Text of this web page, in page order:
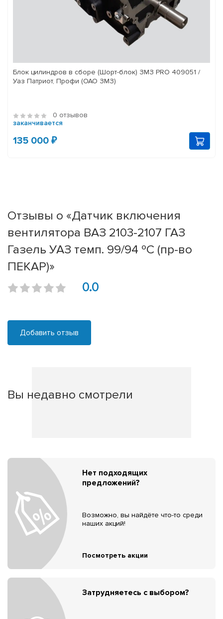
Блок цилиндров в сборе (Шорт-блок) ЗМЗ PRO 409051 /
Уаз Патриот, Профи (ОАО ЗМЗ)
0 отзывов
заканчивается
135 000 ₽
Отзывы о «Датчик включения
вентилятора ВАЗ 2103-2107 ГАЗ
Газель УАЗ темп. 99/94 ºС (пр-во
ПЕКАР)»
0.0
Добавить отзыв
Вы недавно смотрели
Нет подходящих
предложений?
Возможно, вы найдёте что-то среди
наших акций!
Посмотреть акции
Затрудняетесь с выбором?